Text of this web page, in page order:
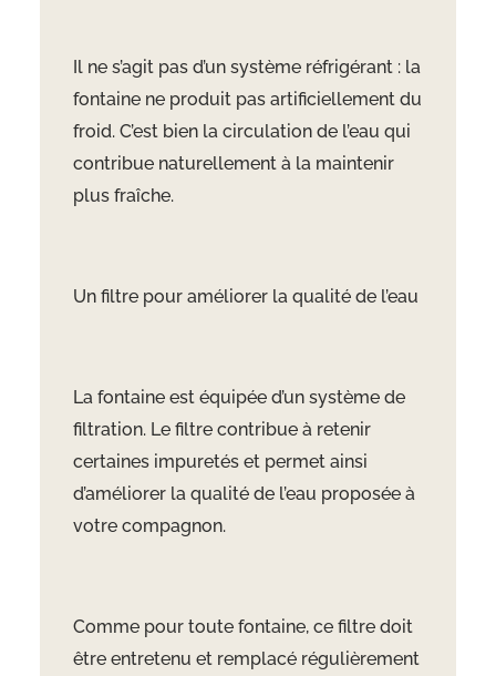
Il ne s’agit pas d’un système réfrigérant : la
fontaine ne produit pas artificiellement du
froid. C’est bien la circulation de l’eau qui
contribue naturellement à la maintenir
plus fraîche.
Un filtre pour améliorer la qualité de l’eau
La fontaine est équipée d’un système de
filtration. Le filtre contribue à retenir
certaines impuretés et permet ainsi
d’améliorer la qualité de l’eau proposée à
votre compagnon.
Comme pour toute fontaine, ce filtre doit
être entretenu et remplacé régulièrement